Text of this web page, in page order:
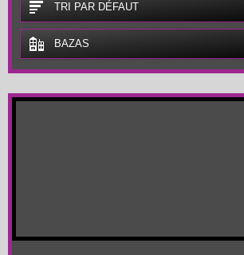
TRI PAR DÉFAUT
BAZAS